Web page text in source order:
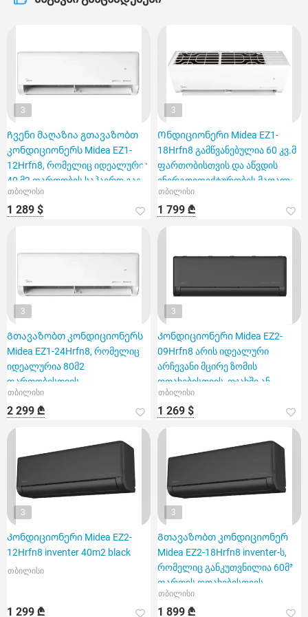
3
Ჩვენი მაღაზია გთავაზობთ
კონდიციონერს Midea EZ1-
12Hrfn8, რომელიც იდეალურია
40 მ2 ფართობის საჰაერო გაგ
თბილისი
1 289 $
3
Ონდიციონერი Midea EZ1-
18Hrfn8 გამწვანებულია 60 კვ.მ
ფართობისთვის და აწვდის
ენერგოეფექტურობის მაღალი
თბილისი
1 799 ₾
3
Გთავაზობთ კონდიციონერს
Midea EZ1-24Hrfn8, რომელიც
იდეალურია 80მ2
ფართობისთვის
თბილისი
2 299 ₾
3
Კონდიციონერი Midea EZ2-
09Hrfn8 არის იდეალური
არჩევანი მცირე ზომის
ოთახებისთვის, ოჯახში ან
ოფისში
თბილისი
1 269 $
3
Კონდიციონერი Midea EZ2-
12Hrfn8 inventer 40m2 black
თბილისი
1 299 ₾
3
Გთავაზობთ კონდიციონერ
Midea EZ2-18Hrfn8 inventer-ს,
რომელიც განკუთვნილია 60მ²
ფართის ოთახებისთვის.
თბილისი
1 899 ₾